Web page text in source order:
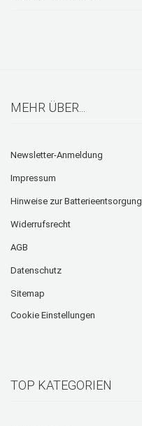
MEHR ÜBER...
Newsletter-Anmeldung
Impressum
Hinweise zur Batterieentsorgung
Widerrufsrecht
AGB
Datenschutz
Sitemap
Cookie Einstellungen
TOP KATEGORIEN